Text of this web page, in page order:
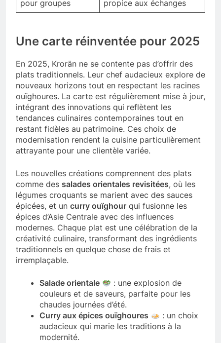
pour groupes
propice aux échanges
Une carte réinventée pour 2025
En 2025, Krorän ne se contente pas d’offrir des
plats traditionnels. Leur chef audacieux explore de
nouveaux horizons tout en respectant les racines
ouïghoures. La carte est régulièrement mise à jour,
intégrant des innovations qui reflètent les
tendances culinaires contemporaines tout en
restant fidèles au patrimoine. Ces choix de
modernisation rendent la cuisine particulièrement
attrayante pour une clientèle variée.
Les nouvelles créations comprennent des plats
comme des salades orientales revisitées, où les
légumes croquants se marient avec des sauces
épicées, et un curry ouïghour qui fusionne les
épices d’Asie Centrale avec des influences
modernes. Chaque plat est une célébration de la
créativité culinaire, transformant des ingrédients
traditionnels en quelque chose de frais et
irremplaçable.
Salade orientale
: une explosion de
couleurs et de saveurs, parfaite pour les
chaudes journées d’été.
Curry aux épices ouïghoures
: un choix
audacieux qui marie les traditions à la
modernité.